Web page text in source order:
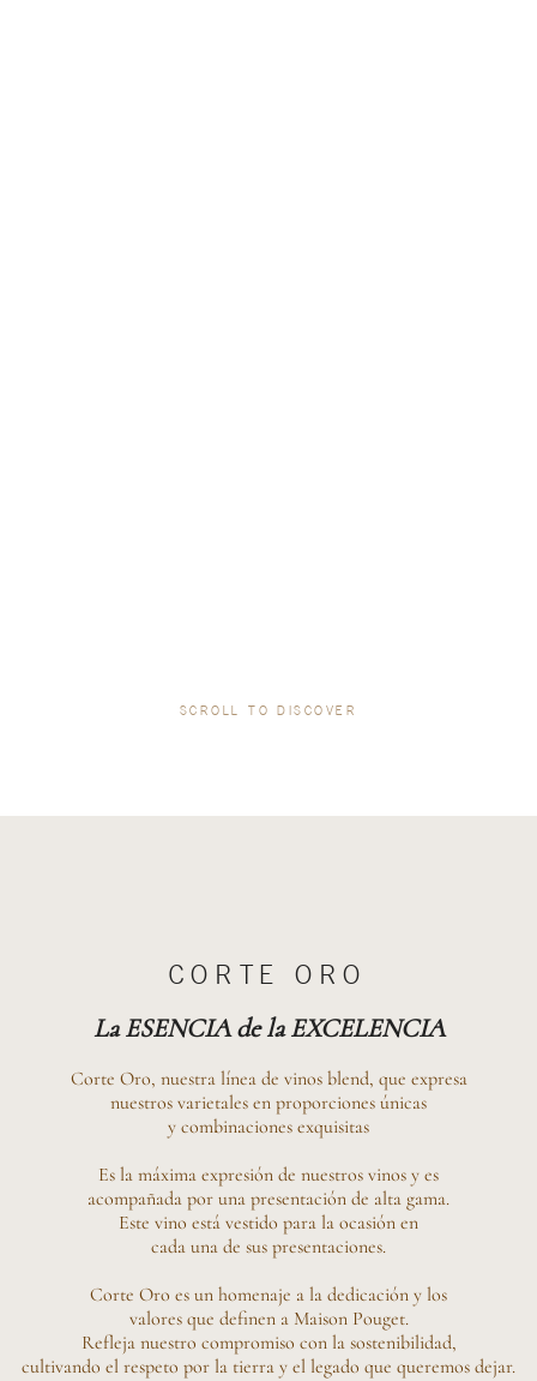
SCROLL TO DISCOVER
CORTE ORO
La ESENCIA de la EXCELENCIA
Corte Oro, nuestra línea de vinos blend, que expresa
nuestros varietales en proporciones únicas
y combinaciones exquisitas
Es la máxima expresión de nuestros vinos y es
acompañada por una presentación de alta gama.
Este vino está vestido para la ocasión en
cada una de sus presentaciones.
Corte Oro es un homenaje a la dedicación y los
valores que definen a Maison Pouget.
Refleja nuestro compromiso con la sostenibilidad,
cultivando el respeto por la tierra y el legado que queremos dejar.